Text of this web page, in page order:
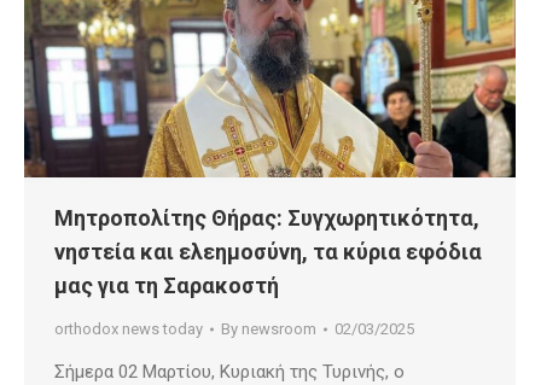
Μητροπολίτης Θήρας: Συγχωρητικότητα,
νηστεία και ελεημοσύνη, τα κύρια εφόδια
μας για τη Σαρακοστή
orthodox news today By newsroom 02/03/2025
Σήμερα 02 Μαρτίου, Κυριακή της Τυρινής, ο